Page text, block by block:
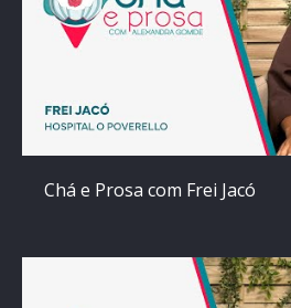
Chá e Prosa com Frei Jacó